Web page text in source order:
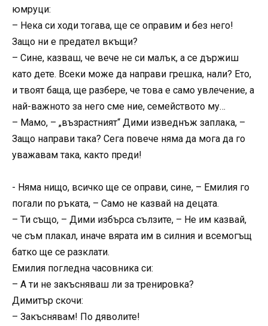
юмруци:
– Нека си ходи тогава, ще се оправим и без него!
Защо ни е предател вкъщи?
– Сине, казваш, че вече не си малък, а се държиш
като дете. Всеки може да направи грешка, нали? Ето,
и твоят баща, ще разбере, че това е само увлечение, а
най-важното за него сме ние, семейството му…
– Мамо, – „възрастният“ Дими изведнъж заплака, –
Защо направи така? Сега повече няма да мога да го
уважавам така, както преди!
­- Няма нищо, всичко ще се оправи, сине, – Емилия го
погали по ръката, – Само не казвай на децата.
– Ти също, – Дими избърса сълзите, – Не им казвай,
че съм плакал, иначе вярата им в силния и всемогъщ
батко ще се разклати.
Емилия погледна часовника си:
– А ти не закъсняваш ли за тренировка?
Димитър скочи:
– Закъснявам! По дяволите!